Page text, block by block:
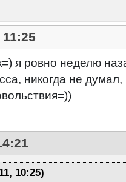
11:25
я ровно неделю
никогда не
10:25)